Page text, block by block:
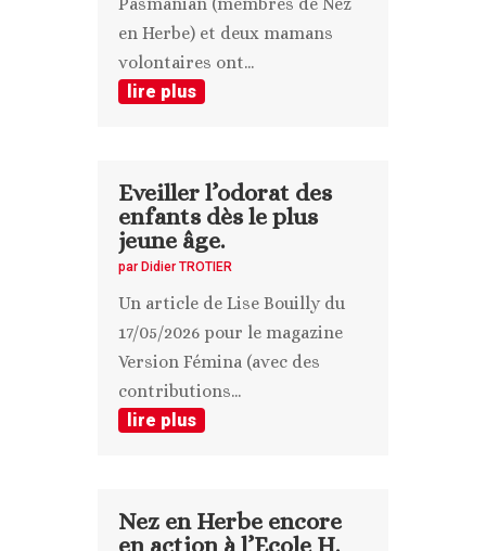
en Herbe) et deux mamans
volontaires ont...
lire plus
Eveiller l’odorat des
enfants dès le plus
jeune âge.
par Didier TROTIER
Un article de Lise Bouilly du
17/05/2026 pour le magazine
Version Fémina (avec des
contributions...
lire plus
Nez en Herbe encore
en action à l’Ecole H.